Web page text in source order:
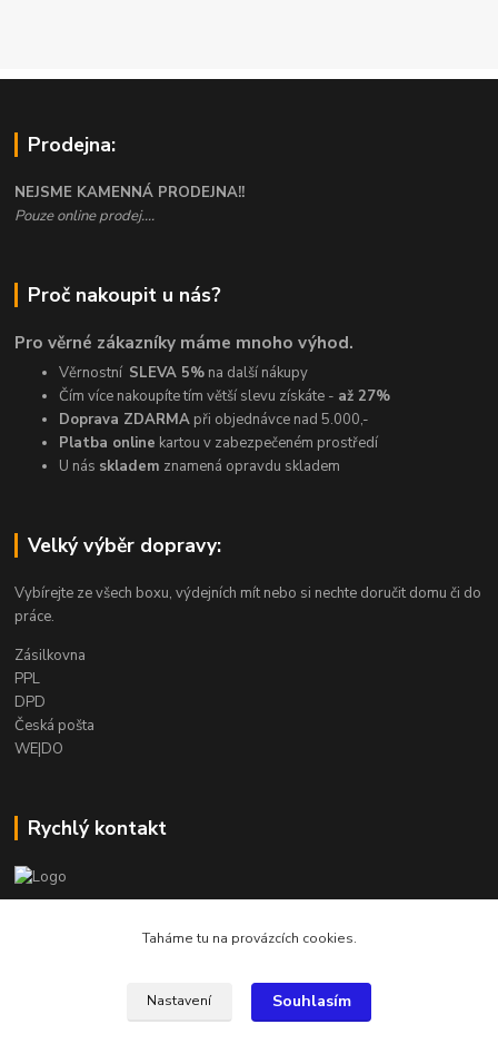
Prodejna:
NEJSME KAMENNÁ PRODEJNA!!
Pouze online prodej....
Proč nakoupit u nás?
Pro věrné zákazníky máme mnoho výhod.
Věrnostní SLEVA 5% na další nákupy
Čím více nakoupíte tím větší slevu získáte - až 27%
Doprava ZDARMA při objednávce nad 5.000,-
Platba online kartou v zabezpečeném prostředí
U nás skladem znamená opravdu skladem
Velký výběr dopravy:
Vybírejte ze všech boxu, výdejních mít nebo si nechte doručit domu či do
práce.
Zásilkovna
PPL
DPD
Česká pošta
WE|DO
Rychlý kontakt
info@armygalanterie.czTaháme tu na provázcích cookies.
Nastavení Souhlasím